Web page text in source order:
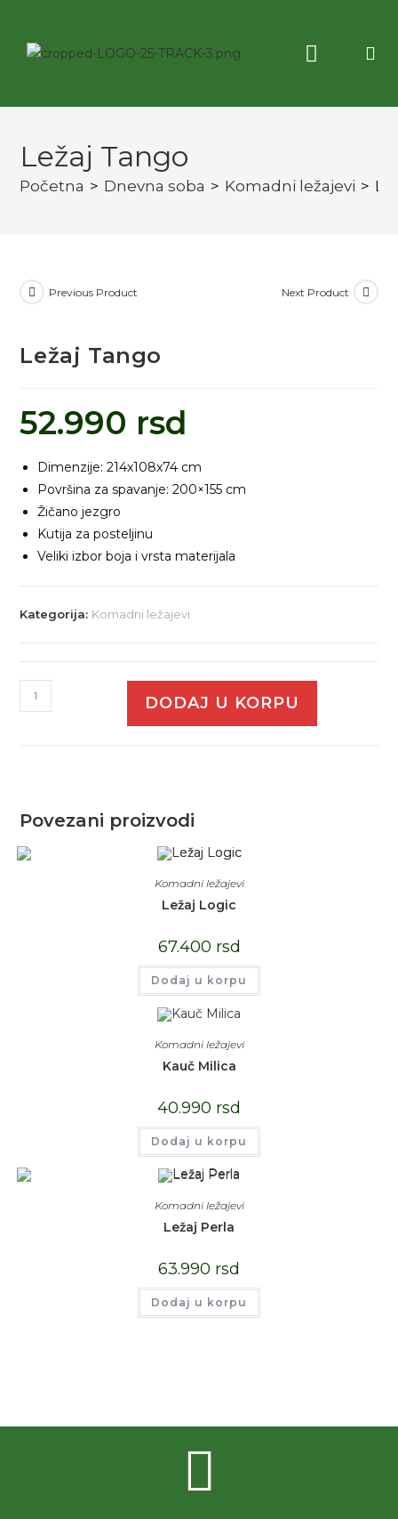
Ležaj Tango
Početna > Dnevna soba > Komadni ležajevi >
Previous Product Next Product
Ležaj Tango
52.990 rsd
Dimenzije: 214x108x74 cm
Površina za spavanje: 200×155 cm
Žičano jezgro
Kutija za posteljinu
Veliki izbor boja i vrsta materijala
Kategorija: Komadni ležajevi
DODAJ U KORPU
Povezani proizvodi
Komadni ležajevi
Ležaj Logic
67.400 rsd
Dodaj u korpu
Komadni ležajevi
Kauč Milica
40.990 rsd
Dodaj u korpu
Komadni ležajevi
Ležaj Perla
63.990 rsd
Dodaj u korpu